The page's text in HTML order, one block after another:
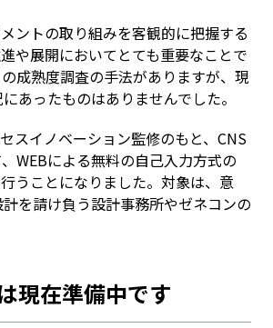
ントの取り組みを客観的に把握する
や展開においてとても重要なことで
成熟度調査の手法がありますが、現
あったものはありませんでした。
スイノベーション監修のもと、CNS
WEBによる無料の自己入力方式の
うことになりました。対象は、意
を請け負う設計事務所やゼネコンの
現在準備中です